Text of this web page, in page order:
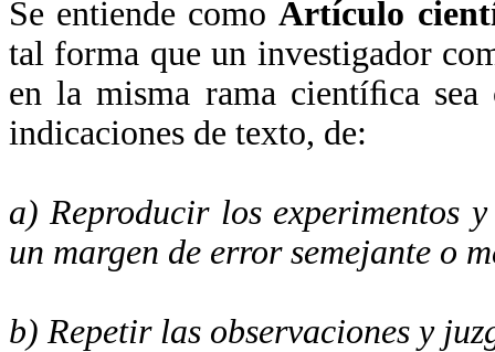
Se entiende comoArtículo
tal forma que un investigador
en la misma rama cientíﬁca sea
indicaciones de texto, de:
a) Reproducir los experimentos
un margen de error semejante o
b) Repetir las observaciones y